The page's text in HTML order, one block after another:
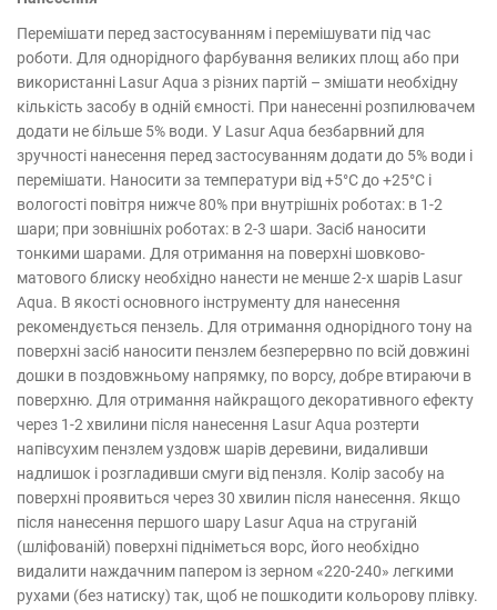
Перемішати перед застосуванням і перемішувати під час
роботи. Для однорідного фарбування великих площ або при
використанні Lasur Aqua з різних партій – змішати необхідну
кількість засобу в одній ємності. При нанесенні розпилювачем
додати не більше 5% води. У Lasur Aqua безбарвний для
зручності нанесення перед застосуванням додати до 5% води і
перемішати. Наносити за температури від +5°С до +25°С і
вологості повітря нижче 80% при внутрішніх роботах: в 1-2
шари; при зовнішніх роботах: в 2-3 шари. Засіб наносити
тонкими шарами. Для отримання на поверхні шовково-
матового блиску необхідно нанести не менше 2-х шарів Lasur
Aqua. В якості основного інструменту для нанесення
рекомендується пензель. Для отримання однорідного тону на
поверхні засіб наносити пензлем безперервно по всій довжині
дошки в поздовжньому напрямку, по ворсу, добре втираючи в
поверхню. Для отримання найкращого декоративного ефекту
через 1-2 хвилини після нанесення Lasur Aqua розтерти
напівсухим пензлем уздовж шарів деревини, видаливши
надлишок і розгладивши смуги від пензля. Колір засобу на
поверхні проявиться через 30 хвилин після нанесення. Якщо
після нанесення першого шару Lasur Aqua на струганій
(шліфованій) поверхні підніметься ворс, його необхідно
видалити наждачним папером із зерном «220-240» легкими
рухами (без натиску) так, щоб не пошкодити кольорову плівку.